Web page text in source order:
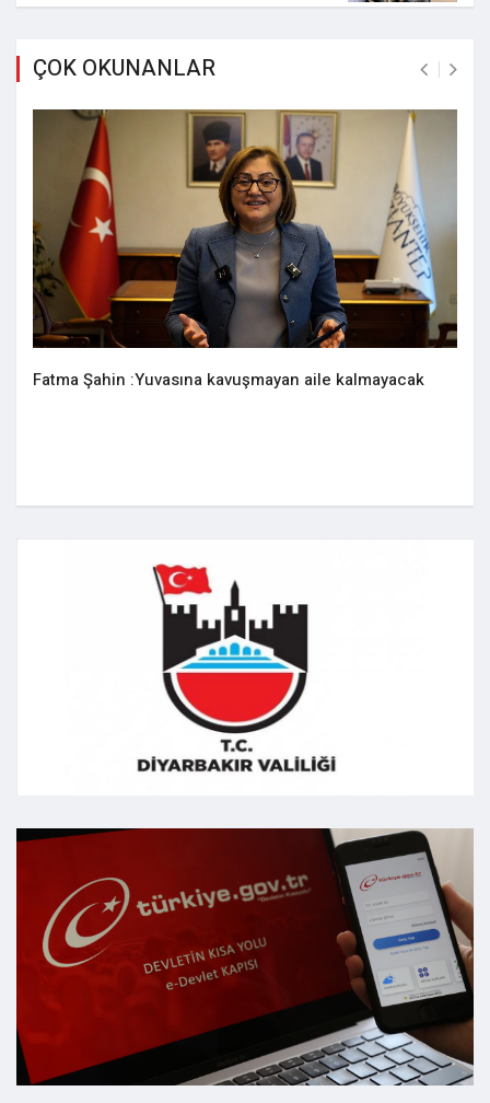
ÇOK OKUNANLAR
Fatma Şahin :Yuvasına kavuşmayan aile kalmayacak